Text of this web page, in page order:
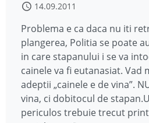
14.09.2011
Problema e ca daca nu iti
plangerea, Politia se poate
in care stapanului i se va
cainele va fi eutanasiat. Vad
adeptii „cainele e de vina”.
vina, ci dobitocul de
periculos trebuie trecut